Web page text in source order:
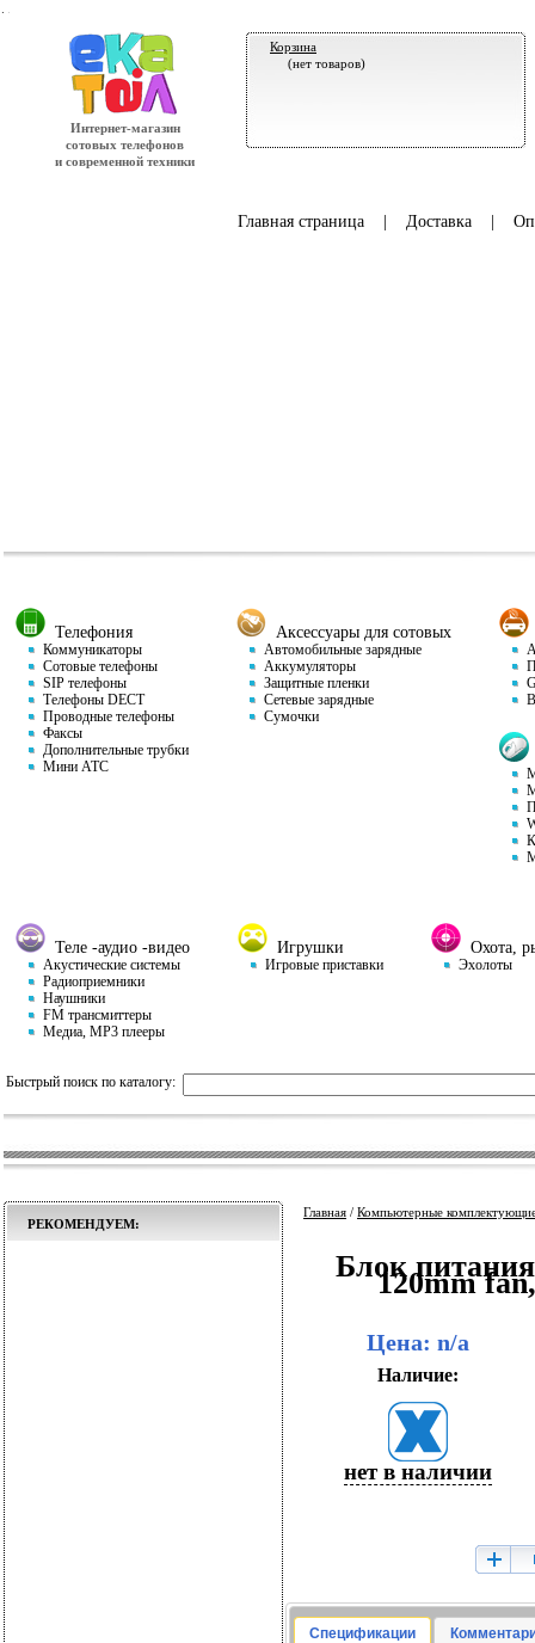
Интернет-магазин
сотовых телефонов
и современной техники
Корзина
(нет товаров)
Главная страница| Доставка|
Телефония
Коммуникаторы
Сотовые телефоны
SIP телефоны
Телефоны DECT
Проводные телефоны
Факсы
Дополнительные трубки
Мини АТС
Аксессуары для сотовых
Автомобильные зарядные
Аккумуляторы
Защитные пленки
Сетевые зарядные
Сумочки
Теле -аудио -видео
Акустические системы
Радиоприемники
Наушники
FM трансмиттеры
Медиа, MP3 плееры
Игрушки
Игровые приставки
Охота,
Эхолоты
Быстрый поиск по каталогу:
РЕКОМЕНДУЕМ:
Главная / Компьютерные
Блок120mm
Цена: n/a
Наличие:
нет в наличии
Спецификации